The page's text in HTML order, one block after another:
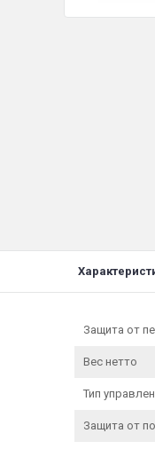
Защита от
Вес нетто
Тип
Защита от